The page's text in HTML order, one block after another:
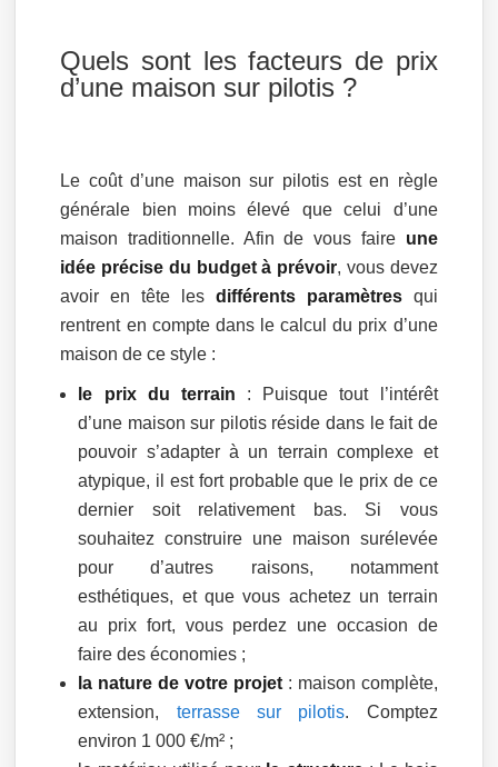
Quels sont les facteurs de prix
d’une maison sur pilotis ?
Le coût d’une maison sur pilotis est en règle
générale bien moins élevé que celui d’une
maison traditionnelle. Afin de vous faire une
idée précise du budget à prévoir, vous devez
avoir en tête les différents paramètresqui
rentrent en compte dans le calcul du prix d’une
maison de ce style :
le prix du terrain : Puisque tout l’intérêt
d’une maison sur pilotis réside dans le fait de
pouvoir s’adapter à un terrain complexe et
atypique, il est fort probable que le prix de ce
dernier soit relativement bas. Si vous
souhaitez construire une maison surélevée
pour d’autres raisons, notamment
esthétiques, et que vous achetez un terrain
au prix fort, vous perdez une occasion de
faire des économies ;
la nature de votre projet: maison complète,
extension, terrasse sur pilotis. Comptez
environ 1 000 €/m² ;